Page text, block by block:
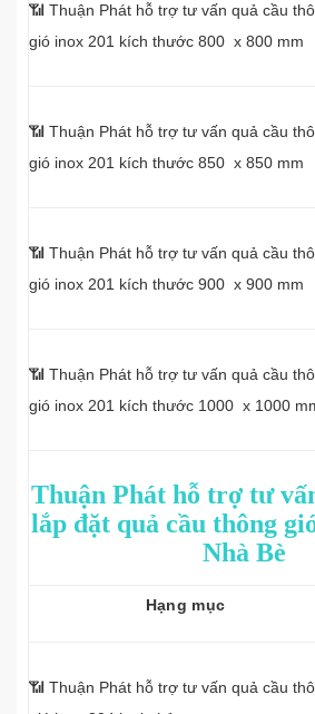
📶 Thuận Phát hỗ trợ tư vấn quả cầu
gió inox 201 kích thước 800 x 800 mm
📶 Thuận Phát hỗ trợ tư vấn quả cầu
gió inox 201 kích thước 850 x 850 mm
📶 Thuận Phát hỗ trợ tư vấn quả cầu
gió inox 201 kích thước 900 x 900 mm
📶 Thuận Phát hỗ trợ tư vấn quả cầu
gió inox 201 kích thước 1000 x 1000
Thuận Phát hỗ trợ tư
lắp đặt quả cầu thông
Nhà Bè
Hạng mục
📶 Thuận Phát hỗ trợ tư vấn quả cầu